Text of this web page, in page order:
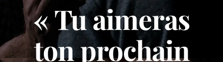
« Tu aimeras
ton prochain